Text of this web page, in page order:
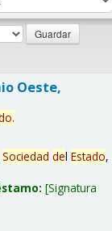
Oeste,
.
Sociedad del Estado,
Signatura